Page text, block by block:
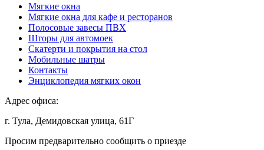
Мягкие окна
Мягкие окна для кафе и ресторанов
Полосовые завесы ПВХ
Шторы для автомоек
Скатерти и покрытия на стол
Мобильные шатры
Контакты
Энциклопедия мягких окон
Адрес офиса:
г. Тула, Демидовская улица, 61Г
Просим предварительно сообщить о приезде